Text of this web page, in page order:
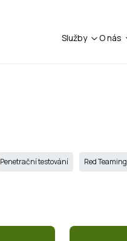
Služby O nás
Penetrační testování Red Teaming